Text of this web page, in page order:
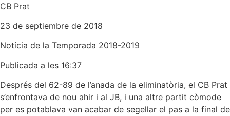
CB Prat
23 de septiembre de 2018
Notícia de la Temporada 2018-2019
Publicada a les 16:37
Després del 62-89 de l’anada de la eliminatòria, el CB Prat
s’enfrontava de nou ahir i al JB, i una altre partit còmode
per es potablava van acabar de segellar el pas a la final de